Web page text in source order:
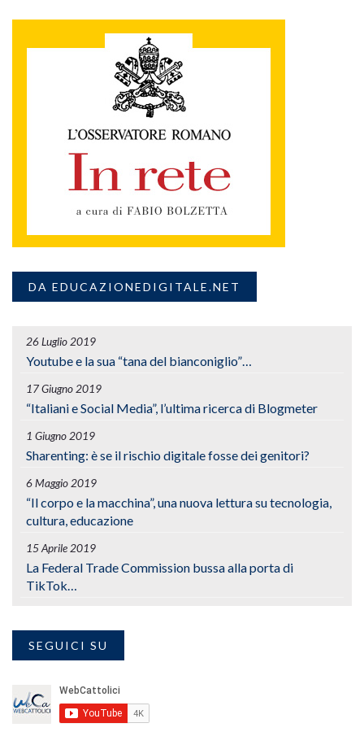
DA EDUCAZIONEDIGITALE.NET
26 Luglio 2019
Youtube e la sua “tana del bianconiglio”…
17 Giugno 2019
“Italiani e Social Media”, l’ultima ricerca di Blogmeter
1 Giugno 2019
Sharenting: è se il rischio digitale fosse dei genitori?
6 Maggio 2019
“Il corpo e la macchina”, una nuova lettura su tecnologia,
cultura, educazione
15 Aprile 2019
La Federal Trade Commission bussa alla porta di
TikTok…
SEGUICI SU